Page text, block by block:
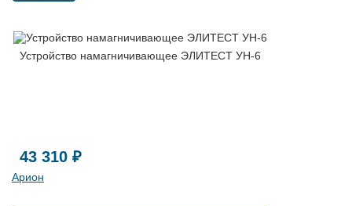
Устройство намагничивающее ЭЛИТЕСТ УН-6
43 310 ₽
Арион